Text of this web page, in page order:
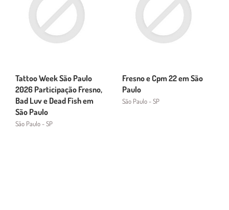
Tattoo Week São Paulo
2026 Participação Fresno,
Bad Luv e Dead Fish em
São Paulo
São Paulo - SP
Fresno e Cpm 22 em São
Paulo
São Paulo - SP